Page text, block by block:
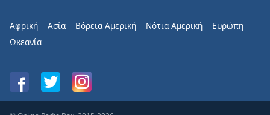
Αφρική Ασία Βόρεια Αμερική Νότια Αμερική
Ευρώπη
Ωκεανία